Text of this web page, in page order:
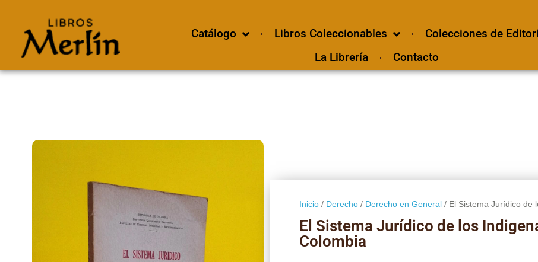
Catálogo Libros Coleccionables
Colecciones de
La Librería
Contacto
Inicio/ Derecho/ Derecho en General/ El Sistema Jurídico de
El Sistema Jurídico de los
Colombia